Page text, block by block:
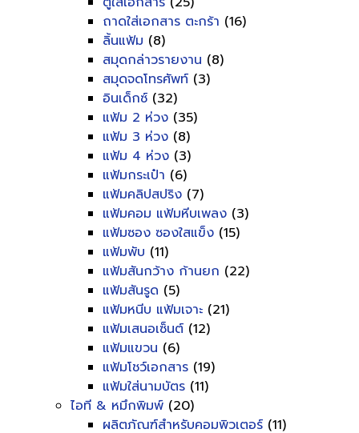
ถาดใส่เอกสาร ตะกร้า (16)
ลิ้นแฟ้ม (8)
สมุดกล่าวรายงาน (8)
สมุดจดโทรศัพท์ (3)
อินเด็กซ์ (32)
แฟ้ม 2 ห่วง (35)
แฟ้ม 3 ห่วง (8)
แฟ้ม 4 ห่วง (3)
แฟ้มกระเป๋า (6)
แฟ้มคลิปสปริง (7)
แฟ้มคอม แฟ้มหีบเพลง (3)
แฟ้มซอง ซองใสแข็ง (15)
แฟ้มพับ (11)
แฟ้มสันกว้าง ก้านยก (22)
แฟ้มสันรูด (5)
แฟ้มหนีบ แฟ้มเจาะ (21)
แฟ้มเสนอเซ็นต์ (12)
แฟ้มแขวน (6)
แฟ้มโชว์เอกสาร (19)
แฟ้มใส่นามบัตร (11)
ไอที & หมึกพิมพ์ (20)
ผลิตภัณฑ์สำหรับคอมพิวเตอร์ (11)